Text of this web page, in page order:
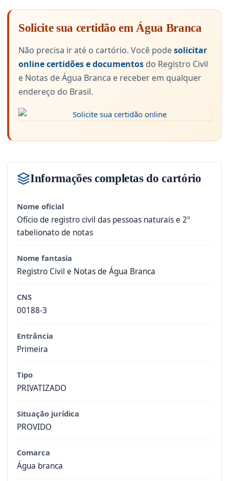
Solicite sua certidão em Água Branca
Não precisa ir até o cartório. Você podesolicitar
online certidões e documentos do Registro Civil
e Notas de Água Branca e receber em qualquer
endereço do Brasil.
Informações completas do cartório
Nome oficial
Ofício de registro civil das pessoas naturais e 2º
tabelionato de notas
Nome fantasia
Registro Civil e Notas de Água Branca
CNS
00188-3
Entrância
Primeira
Tipo
PRIVATIZADO
Situação jurídica
PROVIDO
Comarca
Água branca